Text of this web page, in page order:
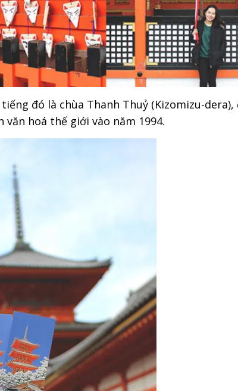
đó là chùa Thanh Thuỷ (Kizomizu-dera),
văn hoá thế giới vào năm 1994.